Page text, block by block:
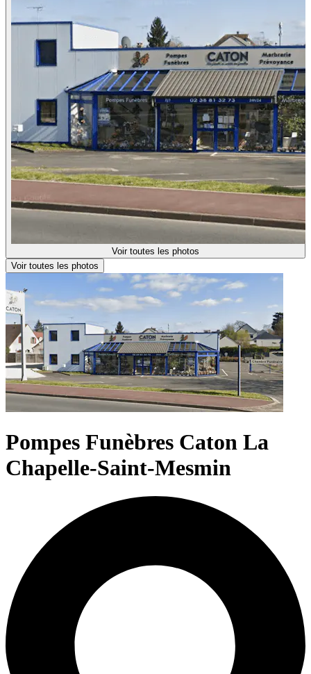
Voir toutes les photos
Voir toutes les photos
Pompes Funèbres Caton La
Chapelle-Saint-Mesmin